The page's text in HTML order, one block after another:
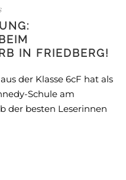
IN FRIEDBERG!
der Klasse 6cF hat als
Schule am
der besten Leserinnen